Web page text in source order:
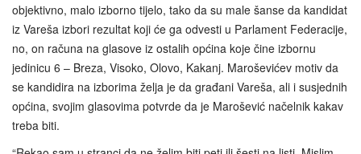
objektivno, malo izborno tijelo, tako da su male šanse da kandidat
iz Vareša izbori rezultat koji će ga odvesti u Parlament Federacije,
no, on računa na glasove iz ostalih općina koje čine izbornu
jedinicu 6 – Breza, Visoko, Olovo, Kakanj. Maroševićev motiv da
se kandidira na izborima želja je da građani Vareša, ali i susjednih
općina, svojim glasovima potvrde da je Marošević načelnik kakav
treba biti.